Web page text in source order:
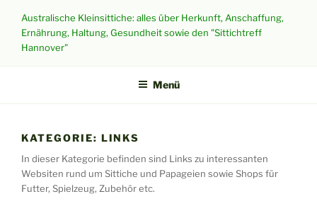
Inhalt
springen
Australische Kleinsittiche: alles über Herkunft, Anschaffung,
Ernährung, Haltung, Gesundheit sowie den "Sittichtreff
Hannover"
Menü
KATEGORIE: LINKS
In dieser Kategorie befinden sind Links zu interessanten
Websiten rund um Sittiche und Papageien sowie Shops für
Futter, Spielzeug, Zubehör etc.